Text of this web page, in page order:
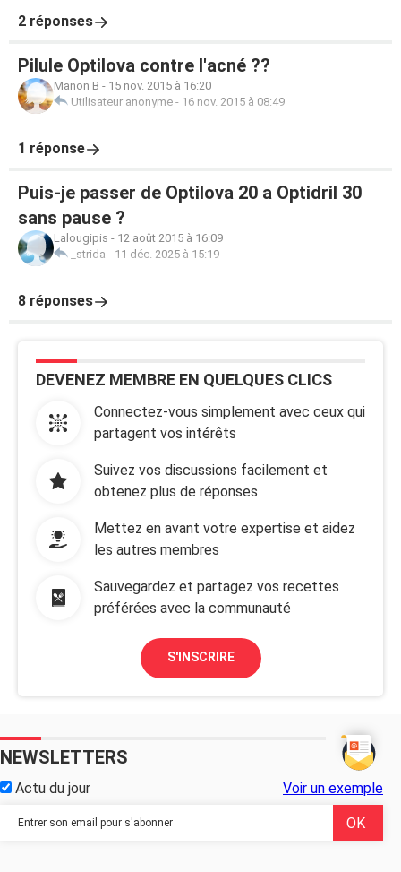
2 réponses
Pilule Optilova contre l'acné ??
Manon B - 15 nov. 2015 à 16:20
Utilisateur anonyme - 16 nov. 2015 à 08:49
1 réponse
Puis-je passer de Optilova 20 a Optidril 30
sans pause ?
Lalougipis - 12 août 2015 à 16:09
_strida - 11 déc. 2025 à 15:19
8 réponses
DEVENEZ MEMBRE EN QUELQUES CLICS
Connectez-vous simplement avec ceux qui
partagent vos intérêts
Suivez vos discussions facilement et
obtenez plus de réponses
Mettez en avant votre expertise et aidez
les autres membres
Sauvegardez et partagez vos recettes
préférées avec la communauté
S'INSCRIRE
NEWSLETTERS
Actu du jour Voir un exemple